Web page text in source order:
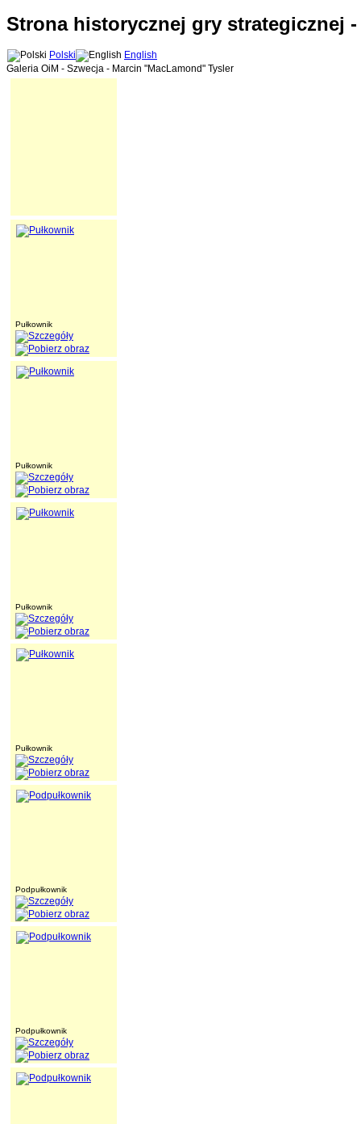
Strona historycznej gry strategicznej
Polski
English
Galeria OiM - Szwecja - Marcin "MacLamond" Tysler
Pułkownik
Pułkownik
Pułkownik
Pułkownik
Podpułkownik
Podpułkownik